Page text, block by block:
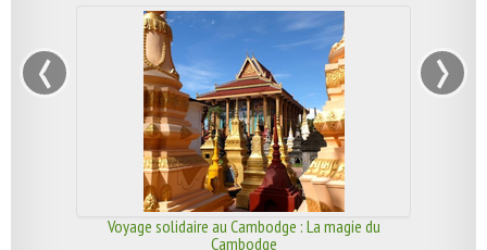
Voyage solidaire au Cambodge : La magie du
Cambodge
‹ ›